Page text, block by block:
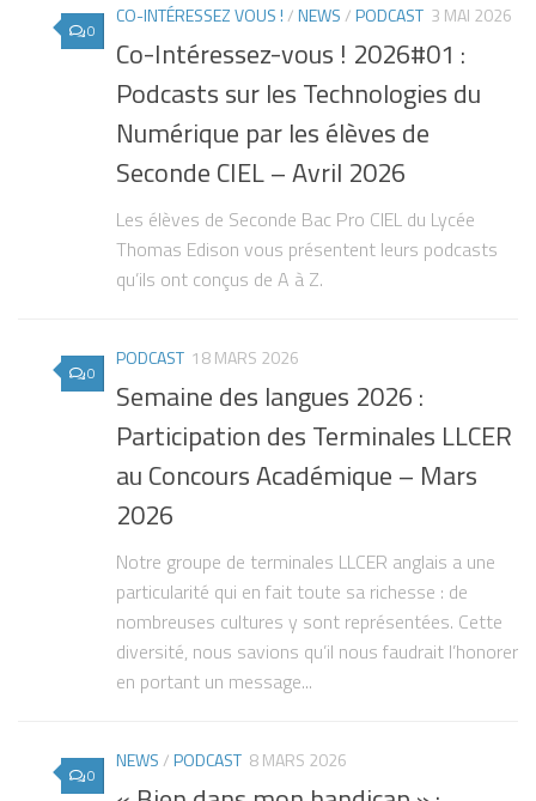
0
CO-INTÉRESSEZ VOUS !/NEWS/PODCAST 3 MAI 2026
Co-Intéressez-vous ! 2026#01 :
Podcasts sur les Technologies du
Numérique par les élèves de
Seconde CIEL – Avril 2026
Les élèves de Seconde Bac Pro CIEL du Lycée
Thomas Edison vous présentent leurs podcasts
qu’ils ont conçus de A à Z.
0
PODCAST 18 MARS 2026
Semaine des langues 2026 :
Participation des Terminales LLCER
au Concours Académique – Mars
2026
Notre groupe de terminales LLCER anglais a une
particularité qui en fait toute sa richesse : de
nombreuses cultures y sont représentées. Cette
diversité, nous savions qu’il nous faudrait l’honorer
en portant un message...
0
NEWS/PODCAST 8 MARS 2026